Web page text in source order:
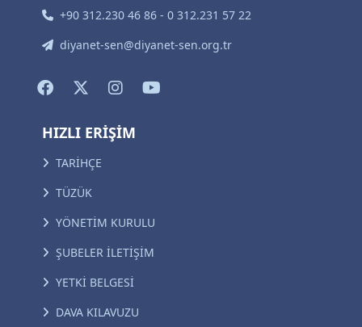
+90 312.230 46 86 - 0 312.231 57 22
diyanet-sen@diyanet-sen.org.tr
HIZLI ERİŞİM
TARİHÇE
TÜZÜK
YÖNETİM KURULU
ŞUBELER İLETİŞİM
YETKİ BELGESİ
DAVA KILAVUZU